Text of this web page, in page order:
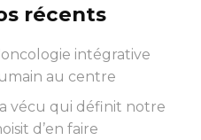
récents
intégrative
au centre
a vécu qui définit notre
d’en faire